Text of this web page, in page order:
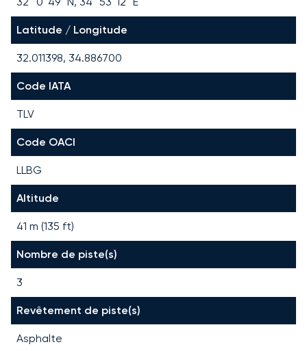
Latitude / Longitude
32.011398, 34.886700
Code IATA
TLV
Code OACI
LLBG
Altitude
41 m (135 ft)
Nombre de piste(s)
3
Revêtement de piste(s)
Asphalte